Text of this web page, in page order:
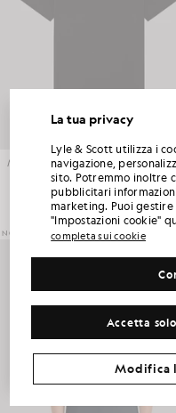
£35.00
NOVITÀ
La tua privacy
Lyle & Scott utilizza i
navigazione,
sito. Potremmo inoltre
pubblicitari
marketing. Puoi
"Impostazioni cookie"
completa sui cookie
Accetta
Modifica
SBLOCCA IL
Iscriviti al Club Lyle & Scott e sarai
collaborazioni e i saldi stagionali
benvenuto
Altre preferenze di